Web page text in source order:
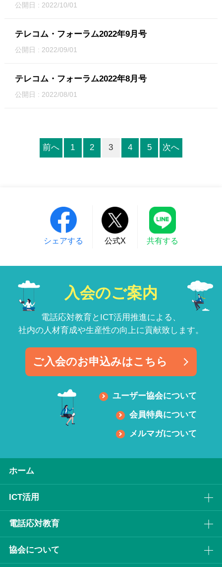
公開日 : 2022/10/01
テレコム・フォーラム2022年9月号
公開日 : 2022/09/01
テレコム・フォーラム2022年8月号
公開日 : 2022/08/01
前へ 1 2 3 4 5 次へ
シェアする 公式X 共有する
入会のご案内
電話応対教育とICT活用推進による、
社内の人材育成や生産性の向上に貢献致します。
ご入会のお申込みはこちら
ユーザー協会について
会員特典について
メルマガについて
ホーム
ICT活⽤
電話応対教育
協会について